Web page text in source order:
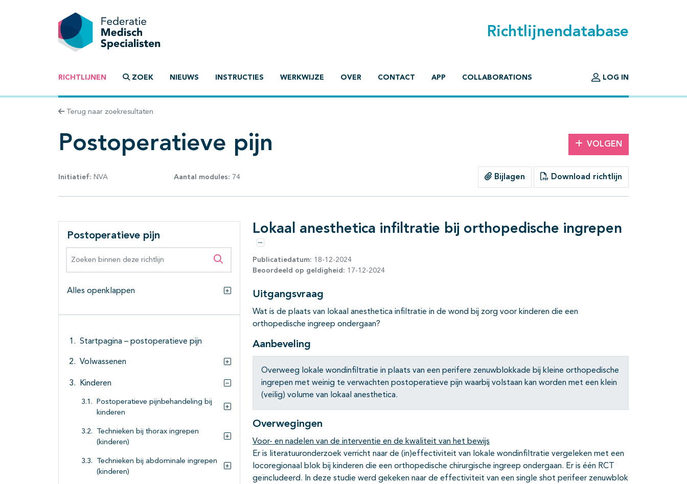
Richtlijnendatabase
RICHTLIJNEN ZOEK NIEUWS INSTRUCTIES WERKWIJZE OVER CONTACT APP COLLABORATIONS LOG IN
Terug naar zoekresultaten
Postoperatieve pijn VOLGEN
Initiatief: NVA Aantal modules: 74 Bijlagen Download richtlijn
Postoperatieve pijn
Zoeken binnen deze richtlijn
Alles openklappen
Startpagina – postoperatieve pijn
Volwassenen
Subpagina's open- en dichtklappen
Kinderen
Subpagina's open- en dichtklappen
Postoperatieve pijnbehandeling bij
kinderen
Subpagina's open- en dichtklappen
Technieken bij thorax ingrepen
(kinderen)
Subpagina's open- en dichtklappen
Technieken bij abdominale ingrepen
(kinderen)
Subpagina's open- en dichtklappen
Lokaal anesthetica infiltratie bij orthopedische ingrepen
Opties
Publicatiedatum: 18-12-2024
Beoordeeld op geldigheid: 17-12-2024
Uitgangsvraag
Wat is de plaats van lokaal anesthetica infiltratie in de wond bij zorg voor kinderen die een
orthopedische ingreep ondergaan?
Aanbeveling
Overweeg lokale wondinfiltratie in plaats van een perifere zenuwblokkade bij kleine orthopedische
ingrepen met weinig te verwachten postoperatieve pijn waarbij volstaan kan worden met een klein
(veilig) volume van lokaal anesthetica.
Overwegingen
Voor- en nadelen van de interventie en de kwaliteit van het bewijs
Er is literatuuronderzoek verricht naar de (in)effectiviteit van lokale wondinfiltratie vergeleken met een
locoregionaal blok bij kinderen die een orthopedische chirurgische ingreep ondergaan. Er is één RCT
geïncludeerd. In deze studie werd gekeken naar de effectiviteit van een single shot perifeer zenuwblok